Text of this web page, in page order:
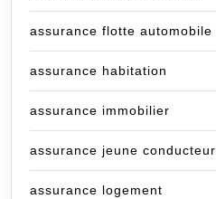
assurance flotte automobile
assurance habitation
assurance immobilier
assurance jeune conducteur
assurance logement